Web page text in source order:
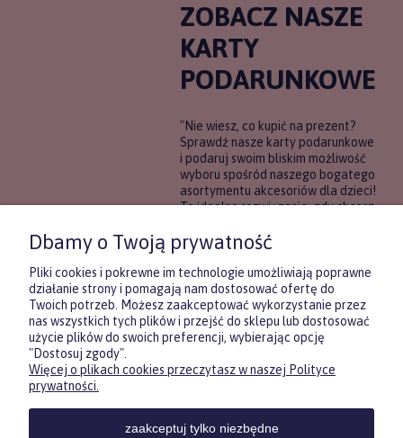
ZOBACZ NASZE
KARTY
PODARUNKOWE
"Nie wiesz, co kupić na prezent?
Sprawdź nasze karty podarunkowe
i podaruj swoim bliskim możliwość
wyboru spośród naszego bogatego
asortymentu akcesoriów dla dzieci!
To idealne rozwiązanie, gdy chcesz
pewności, co będzie najbardziej
trafione.
DOWIEDZ SIĘ WIĘCEJ
Dbamy o Twoją prywatność
Pliki cookies i pokrewne im technologie umożliwiają poprawne
działanie strony i pomagają nam dostosować ofertę do
Twoich potrzeb. Możesz zaakceptować wykorzystanie przez
nas wszystkich tych plików i przejść do sklepu lub dostosować
użycie plików do swoich preferencji, wybierając opcję
"Dostosuj zgody".
Więcej o plikach cookies przeczytasz w naszej Polityce
prywatności.
zaakceptuj tylko niezbędne
Zasubskrybuj nasz newsletter
i otrzymaj5% rabatu na pierwszyzakup.